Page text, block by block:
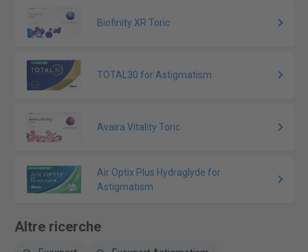
Biofinity XR Toric
TOTAL30 for Astigmatism
Avaira Vitality Toric
Air Optix Plus Hydraglyde for
Astigmatism
Altre ricerche